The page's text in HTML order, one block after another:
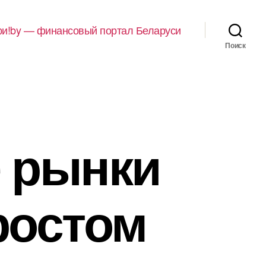
— финансовый портал Беларуси
Поиск
рынки